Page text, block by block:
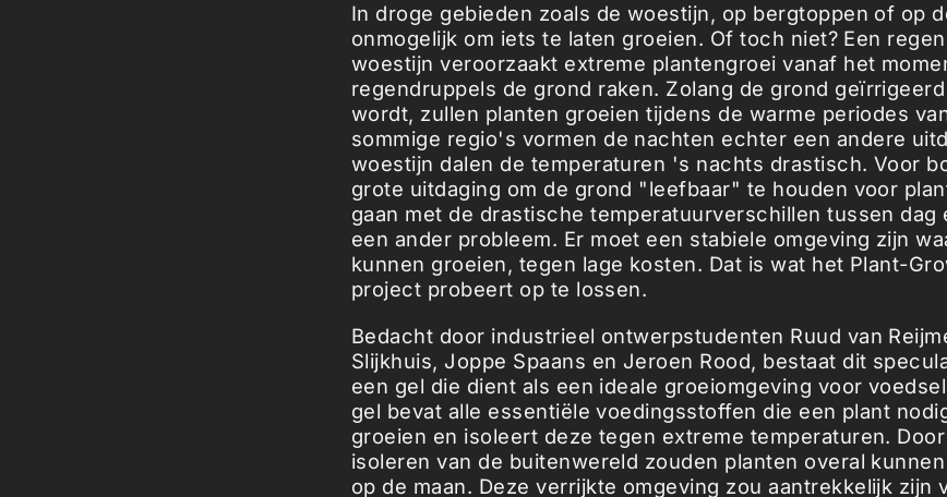
In droge gebieden zoals de woestijn, op bergtoppen of op
onmogelijk om iets te laten groeien. Of toch niet? Een
woestijn veroorzaakt extreme plantengroei vanaf het
regendruppels de grond raken. Zolang de grond
wordt, zullen planten groeien tijdens de warme periodes
sommige regio's vormen de nachten echter een andere
woestijn dalen de temperaturen 's nachts drastisch. Voor
grote uitdaging om de grond "leefbaar" te houden voor
gaan met de drastische temperatuurverschillen tussen dag
een ander probleem. Er moet een stabiele omgeving zijn
kunnen groeien, tegen lage kosten. Dat is wat het Plant-
project probeert op te lossen.
Bedacht door industrieel ontwerpstudenten Ruud van
Slijkhuis, Joppe Spaans en Jeroen Rood, bestaat dit
een gel die dient als een ideale groeiomgeving voor
gel bevat alle essentiële voedingsstoffen die een plant
groeien en isoleert deze tegen extreme temperaturen.
isoleren van de buitenwereld zouden planten overal
op de maan. Deze verrijkte omgeving zou aantrekkelijk zijn